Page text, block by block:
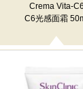
Crema Vita-C6
C6光感面霜